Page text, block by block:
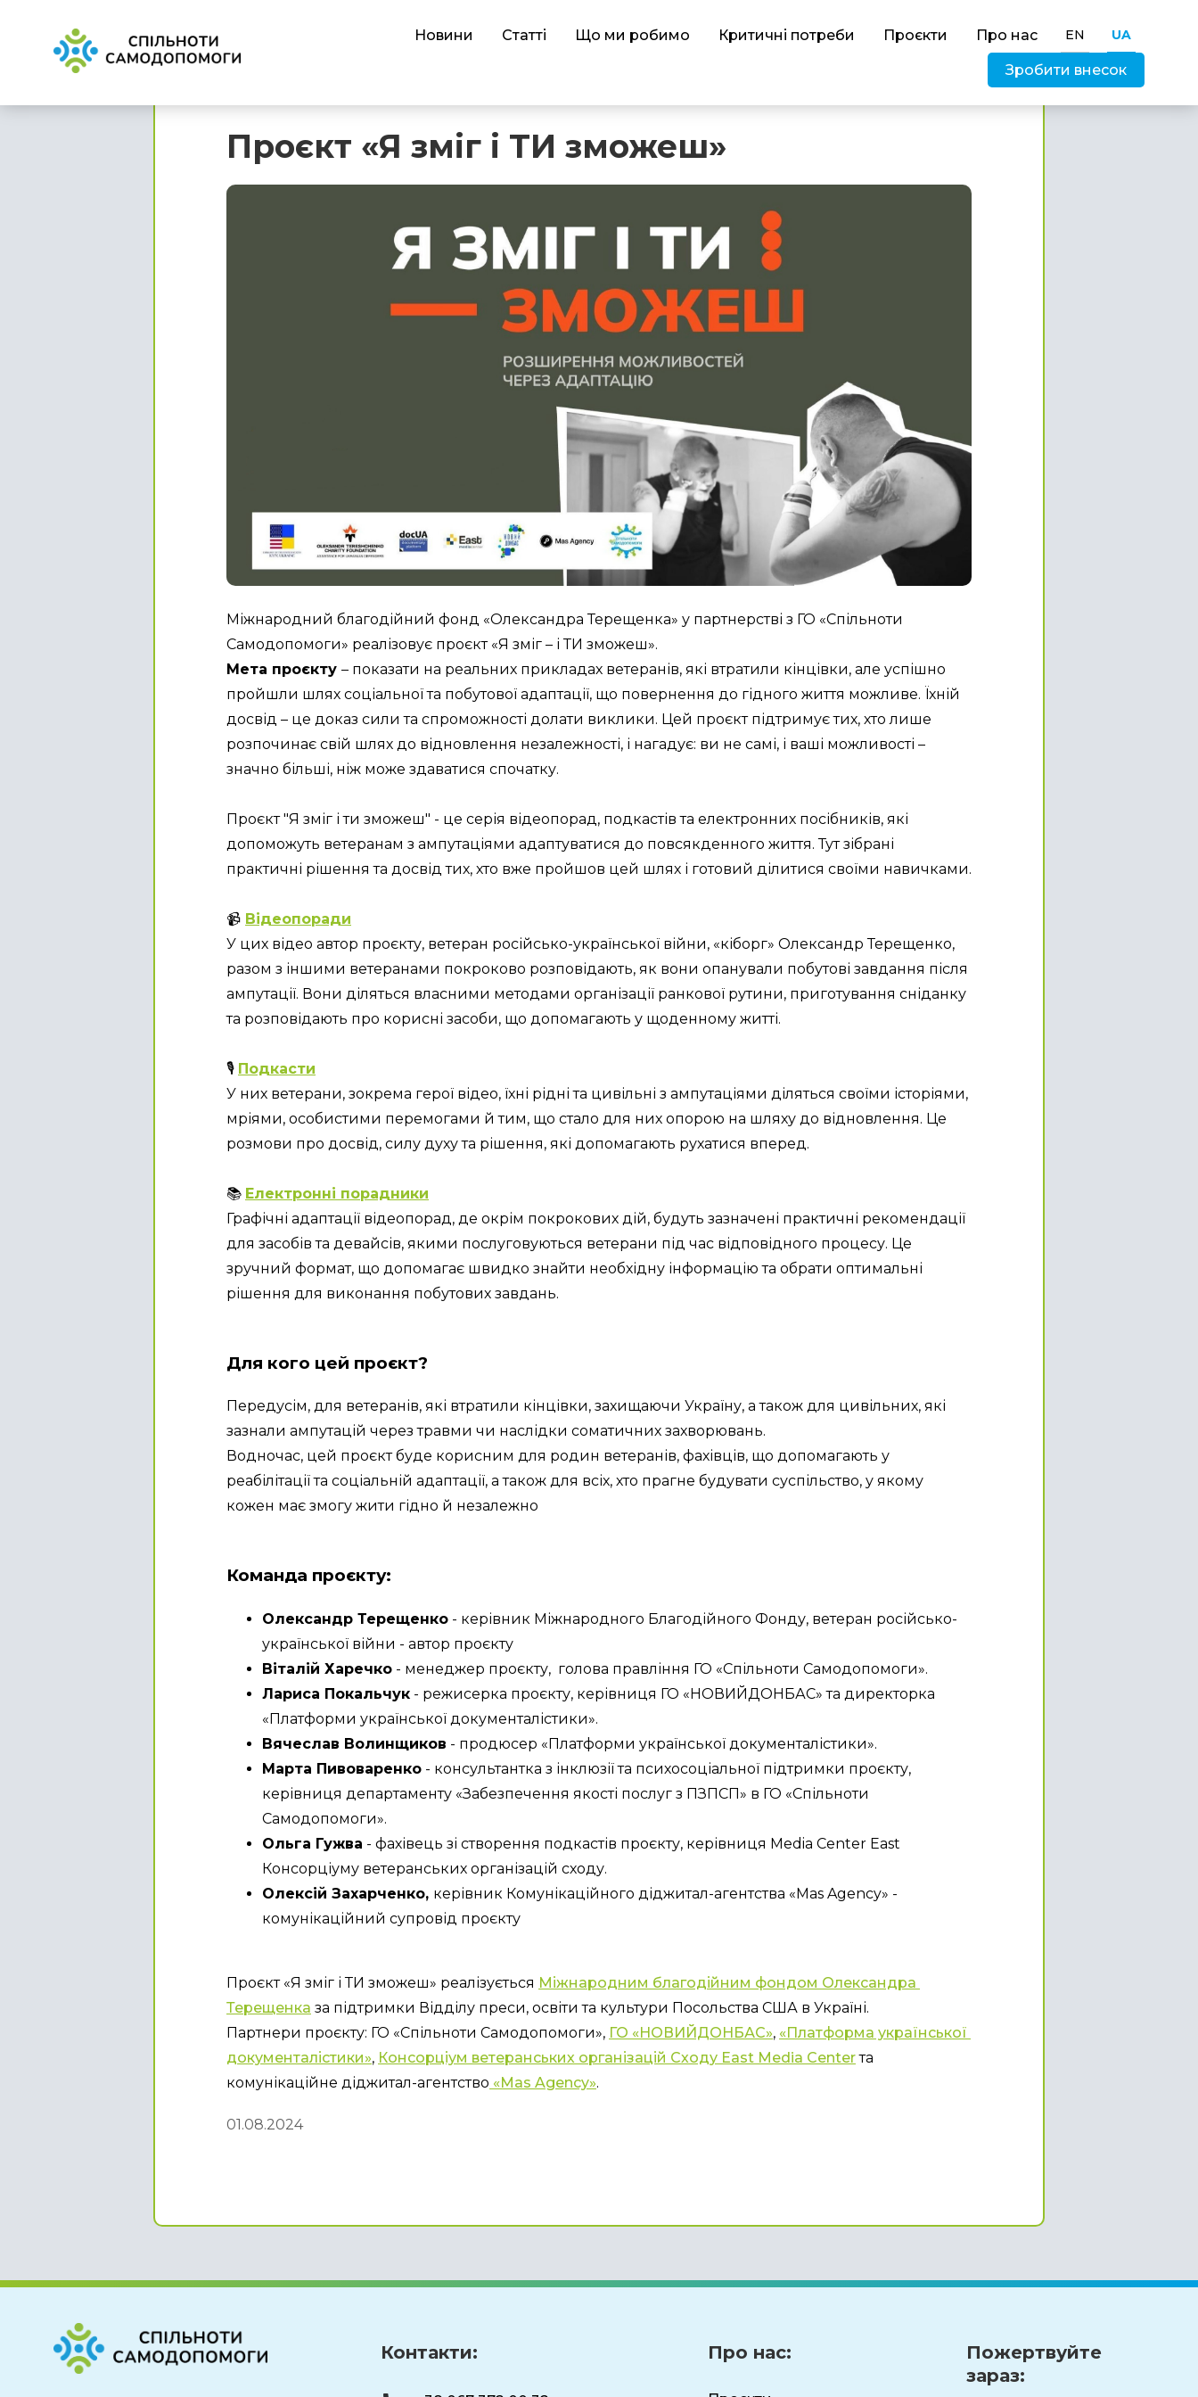
Новини Статті Що ми робимо Критичні потреби Проєкти Про нас EN UA
Зробити внесок
Проєкт «Я зміг і ТИ зможеш»
Міжнародний благодійний фонд «Олександра Терещенка» у партнерстві з ГО «Спільноти
Самодопомоги» реалізовує проєкт «Я зміг – і ТИ зможеш».
Мета проєкту – показати на реальних прикладах ветеранів, які втратили кінцівки, але успішно
пройшли шлях соціальної та побутової адаптації, що повернення до гідного життя можливе. Їхній
досвід – це доказ сили та спроможності долати виклики. Цей проєкт підтримує тих, хто лише
розпочинає свій шлях до відновлення незалежності, і нагадує: ви не самі, і ваші можливості –
значно більші, ніж може здаватися спочатку.
Проєкт "Я зміг і ти зможеш" - це серія відеопорад, подкастів та електронних посібників, які
допоможуть ветеранам з ампутаціями адаптуватися до повсякденного життя. Тут зібрані
практичні рішення та досвід тих, хто вже пройшов цей шлях і готовий ділитися своїми навичками.
📹 Відеопоради
У цих відео автор проєкту, ветеран російсько-української війни, «кіборг» Олександр Терещенко,
разом з іншими ветеранами покроково розповідають, як вони опанували побутові завдання після
ампутації. Вони діляться власними методами організації ранкової рутини, приготування сніданку
та розповідають про корисні засоби, що допомагають у щоденному житті.
🎙️ Подкасти
У них ветерани, зокрема герої відео, їхні рідні та цивільні з ампутаціями діляться своїми історіями,
мріями, особистими перемогами й тим, що стало для них опорою на шляху до відновлення. Це
розмови про досвід, силу духу та рішення, які допомагають рухатися вперед.
📚 Електронні порадники
Графічні адаптації відеопорад, де окрім покрокових дій, будуть зазначені практичні рекомендації
для засобів та девайсів, якими послуговуються ветерани під час відповідного процесу. Це
зручний формат, що допомагає швидко знайти необхідну інформацію та обрати оптимальні
рішення для виконання побутових завдань.
Для кого цей проєкт?
Передусім, для ветеранів, які втратили кінцівки, захищаючи Україну, а також для цивільних, які
зазнали ампутацій через травми чи наслідки соматичних захворювань.
Водночас, цей проєкт буде корисним для родин ветеранів, фахівців, що допомагають у
реабілітації та соціальній адаптації, а також для всіх, хто прагне будувати суспільство, у якому
кожен має змогу жити гідно й незалежно
Команда проєкту:
Олександр Терещенко - керівник Міжнародного Благодійного Фонду, ветеран російсько-
української війни - автор проєкту
Віталій Харечко - менеджер проєкту,  голова правління ГО «Спільноти Самодопомоги».
Лариса Покальчук - режисерка проєкту, керівниця ГО «НОВИЙДОНБАС» та директорка
«Платформи української документалістики».
Вячеслав Волинщиков - продюсер «Платформи української документалістики».
Марта Пивоваренко - консультантка з інклюзії та психосоціальної підтримки проєкту,
керівниця департаменту «Забезпечення якості послуг з ПЗПСП» в ГО «Спільноти
Самодопомоги».
Ольга Гужва - фахівець зі створення подкастів проєкту, керівниця Media Center East
Консорціуму ветеранських організацій сходу.
Олексій Захарченко, керівник Комунікаційного діджитал-агентства «Mas Agency» -
комунікаційний супровід проєкту
Проєкт «Я зміг і ТИ зможеш» реалізується Міжнародним благодійним фондом Олександра
Терещенка за підтримки Відділу преси, освіти та культури Посольства США в Україні.
Партнери проєкту: ГО «Спільноти Самодопомоги», ГО «НОВИЙДОНБАС», «Платформа української
документалістики», Консорціум ветеранських організацій Сходу East Media Center та
комунікаційне діджитал-агентство «Mas Agency».
01.08.2024
Контакти: Про нас:
Пожертвуйте
зараз: